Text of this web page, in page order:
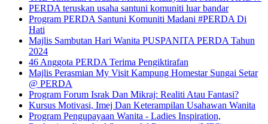
PERDA teruskan usaha santuni komuniti luar bandar
Program PERDA Santuni Komuniti Madani #PERDA Di
Hati
Majlis Sambutan Hari Wanita PUSPANITA PERDA Tahun
2024
46 Anggota PERDA Terima Pengiktirafan
Majlis Perasmian My Visit Kampung Homestar Sungai Setar
@ PERDA
Program Forum Israk Dan Mikraj: Realiti Atau Fantasi?
Kursus Motivasi, Imej Dan Keterampilan Usahawan Wanita
Program Pengupayaan Wanita - Ladies Inspiration,